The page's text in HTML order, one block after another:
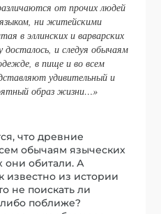
от прочих людей
ни житейскими
в эллинских и варварских
досталось, и следуя обычаям
в пище и во всем
удивительный и
образ жизни…»
что древние
обычаям языческих
они обитали. А
известно из истории
не поискать ли
поближе?